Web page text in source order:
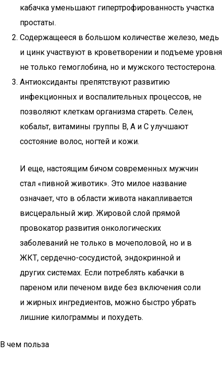
кабачка уменьшают гипертрофированность участка
простаты.
Содержащееся в большом количестве железо, медь
и цинк участвуют в кроветворении и подъеме уровня
не только гемоглобина, но и мужского тестостерона.
Антиоксиданты препятствуют развитию
инфекционных и воспалительных процессов, не
позволяют клеткам организма стареть. Селен,
кобальт, витамины группы В, А и С улучшают
состояние волос, ногтей и кожи.
И еще, настоящим бичом современных мужчин
стал «пивной животик». Это милое название
означает, что в области живота накапливается
висцеральный жир. Жировой слой прямой
провокатор развития онкологических
заболеваний не только в мочеполовой, но и в
ЖКТ, сердечно-сосудистой, эндокринной и
других системах. Если потреблять кабачки в
пареном или печеном виде без включения соли
и жирных ингредиентов, можно быстро убрать
лишние килограммы и похудеть.
В чем польза